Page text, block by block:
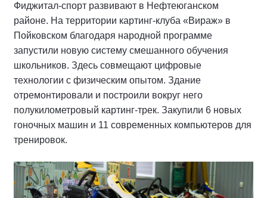
Фиджитал-спорт развивают в Нефтеюганском
районе. На территории картинг-клуба «Вираж» в
Пойковском благодаря народной программе
запустили новую систему смешанного обучения
школьников. Здесь совмещают цифровые
технологии с физическим опытом. Здание
отремонтировали и построили вокруг него
полукилометровый картинг-трек. Закупили 6 новых
гоночных машин и 11 современных компьютеров для
тренировок.